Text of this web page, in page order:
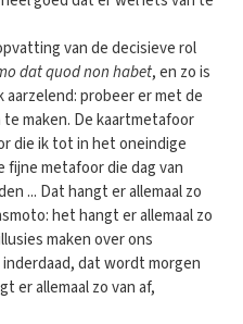
van de decisieve rol
dat quod non habet, en zo is
aarzelend: probeer er met de
maken. De kaartmetafoor
die ik tot in het oneindige
metafoor die dag van
... Dat hangt er allemaal zo
het hangt er allemaal zo
maken over ons
dat wordt morgen
er allemaal zo van af,